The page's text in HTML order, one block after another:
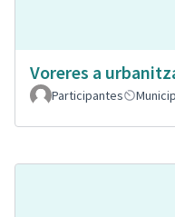
Voreres a
Participantes